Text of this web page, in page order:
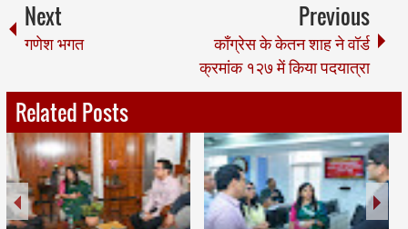
Next
गणेश भगत
Previous
काँग्रेस के केतन शाह ने वॉर्ड
क्रमांक १२७ में किया पदयात्रा
Related Posts